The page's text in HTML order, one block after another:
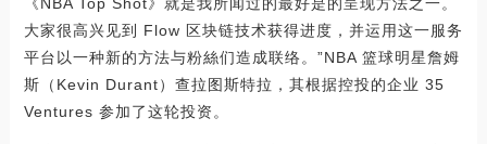
大家很高兴见到 Flow 区块链技术获得进度，并运用这一服务
平台以一种新的方法与粉絲们造成联络。”NBA 篮球明星詹姆
斯（Kevin Durant）查拉图斯特拉，其根据控投的企业 35
Ventures 参加了这轮投资。